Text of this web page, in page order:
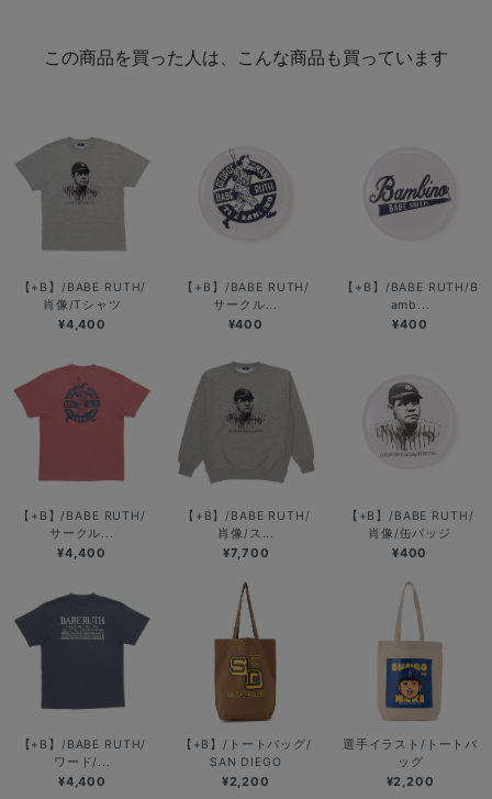
この商品を買った人は、こんな商品も買っています
【+B】/BABE RUTH/
肖像/Tシャツ
¥4,400
【+B】/BABE RUTH/
サークル...
¥400
【+B】/BABE RUTH/B
amb...
¥400
【+B】/BABE RUTH/
サークル...
¥4,400
【+B】/BABE RUTH/
肖像/ス...
¥7,700
【+B】/BABE RUTH/
肖像/缶バッジ
¥400
【+B】/BABE RUTH/
ワード/...
¥4,400
【+B】/トートバッグ/
SAN DIEGO
¥2,200
選手イラスト/トートバ
ッグ
¥2,200